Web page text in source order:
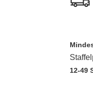
12-49